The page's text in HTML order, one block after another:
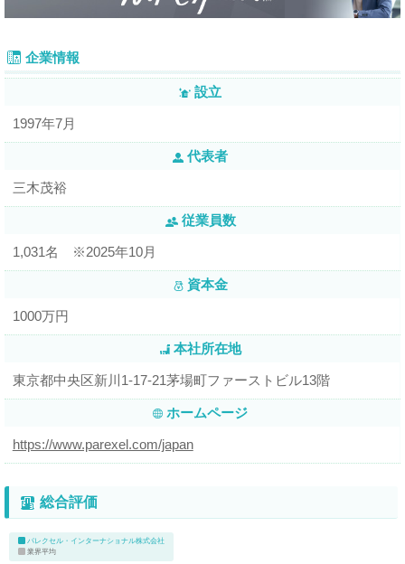
企業情報
設立
1997年7月
代表者
三木茂裕
従業員数
1,031名 ※2025年10月
資本金
1000万円
本社所在地
東京都中央区新川1-17-21茅場町ファーストビル13階
ホームページ
https://www.parexel.com/japan
総合評価
パレクセル・インターナショナル株式会社
業界平均